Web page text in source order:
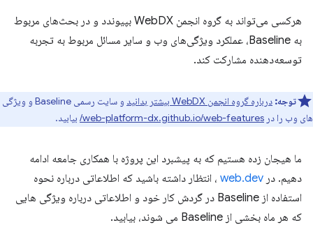
هرکسی می‌تواند به گروه انجمن WebDX بپیوندد و در بحث‌های مربوط
به Baseline، عملکرد ویژگی‌های وب و سایر مسائل مربوط به تجربه
توسعه‌دهنده مشارکت کند.
توجه: درباره گروه انجمن WebDX بیشتر بدانید
و سایت رسمی Baseline و ویژگی
های وب را در web-platform-dx.github.io/web-features/ بیابید.
ما هیجان زده هستیم که به پیشبرد این پروژه با همکاری جامعه ادامه
دهیم. در web.dev ، انتظار داشته باشید که اطلاعاتی درباره نحوه
استفاده از Baseline در گردش کار خود و اطلاعاتی درباره ویژگی هایی
که هر ماه بخشی از Baseline می شوند، بیابید.